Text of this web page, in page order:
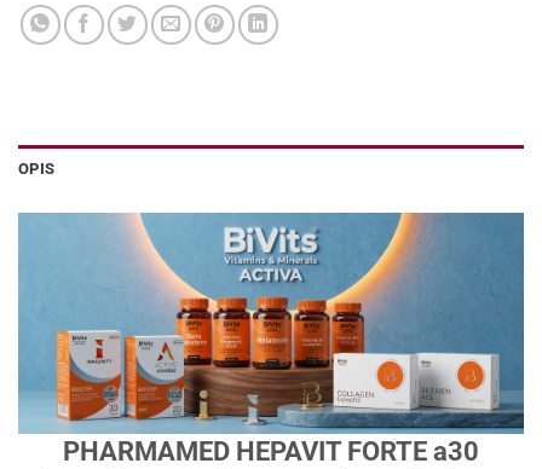
OPIS
PHARMAMED HEPAVIT FORTE a30